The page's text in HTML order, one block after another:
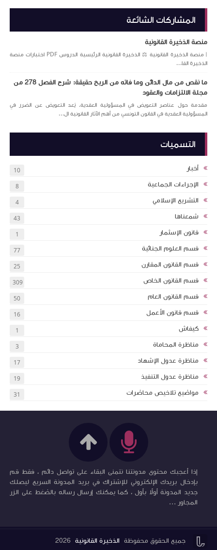
المشاركات الشائعة
منصة الذخيرة القانونية
| منصة الذخيرة القانونية ⚖️ الذخيرة القانونية الرئيسية الدروس PDF اختبارات منصة
الذخيرة القا...
ما نقص من مال الدائن وما فاته من الربح حقيقة: شرح الفصل 278 من
مجلة الالتزامات والعقود
مقدمة حول عناصر التعويض في المسؤولية العقدية. يُعد التعويض عن الضرر في
المسؤولية العقدية في القانون التونسي من أهم الآثار القانونية ال...
التسميات
أخبار 10
الإجراءات الجماعية 8
التشريع الإسلامي 4
شمعناها 43
قانون الإسثمار 1
قسم العلوم الجنائية 77
قسم القانون المقارن 25
قسم القانون الخاص 309
قسم القانون العام 50
قسم قانون الأعمل 16
كيفاش 1
مناظرة المحاماة 3
مناظرة عدول الإشهاد 17
مناظرة عدول التنفيذ 19
مواضيع تلاخيص محاضرات 31
إذا أعجبك محتوى مدونتنا نتمنى البقاء على تواصل دائم ، فقط قم
بإدخال بريدك الإلكتروني للإشتراك في بريد المدونة السريع ليصلك
جديد المدونة أولاً بأول ، كما يمكنك إرسال رساله بالضغط على الزر
المجاور ...


جميع الحقوق محفوظة الذخيرة القانونية 2026